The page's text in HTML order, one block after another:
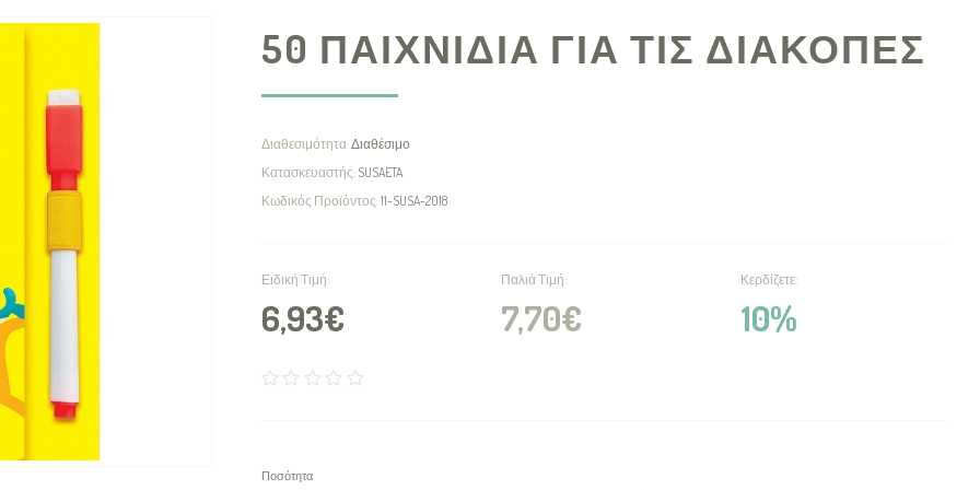
50 ΠΑΙΧΝΙΔΙΑ ΓΙΑ ΤΙΣ ΔΙΑΚΟΠΕΣ
Διαθεσιμότητα:Διαθέσιμο
Κατασκευαστής: SUSAETA
Κωδικός Προϊόντος:11-SUSA-2018
Ειδική Τιμή:
6,93€
Παλιά Τιμή:
7,70€
Κερδίζετε:
10%
Ποσότητα